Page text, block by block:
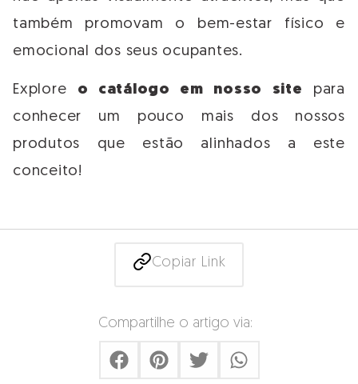
também promovam o bem-estar físico e
emocional dos seus ocupantes.
Explore o catálogo em nosso site para
conhecer um pouco mais dos nossos
produtos que estão alinhados a este
conceito!
Copiar Link
Compartilhe o artigo via: